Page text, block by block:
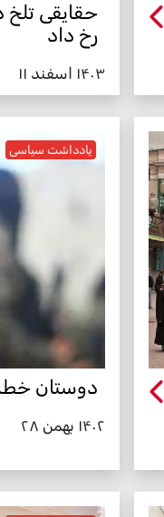
حقایقی تلخ
رخ داد
۱۴۰۳ اسفند ۱۱
یادداشت سیاسی
دوستان
۱۴۰۲ بهمن ۲۸